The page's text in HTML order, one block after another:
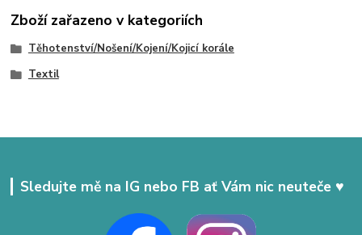
Zboží zařazeno v kategoriích
Těhotenství/Nošení/Kojení/Kojicí korále
Textil
Sledujte mě na IG nebo FB ať Vám nic neuteče ♥